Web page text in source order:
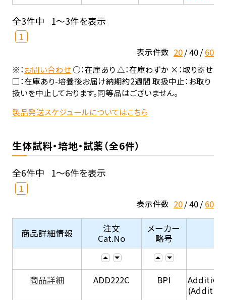
全3件中 1～3件を表示
1
表示件数 20 40 60
※：お問い合わせ○：在庫あり △：在庫わずか ×：取り寄せ
□：在庫あり-培養後お届け納期約2週間 取扱中止：お取り
扱いを中止しております。同等品はございません。
製品発送スケジュールについてはこちら
生体試料・培地・試薬（全6件）
全6件中 1～6件を表示
1
表示件数 20 40 60
商品詳細情報
注文
Cat.No
メーカー
略号
商品詳細 ADD222C BPI